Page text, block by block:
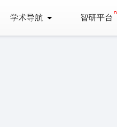
学术导航 智研平台